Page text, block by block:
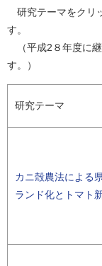
研究テーマをクリ
す。
（平成2８年度に継
す。）
研究テーマ
カニ殻農法による
ランド化とトマト